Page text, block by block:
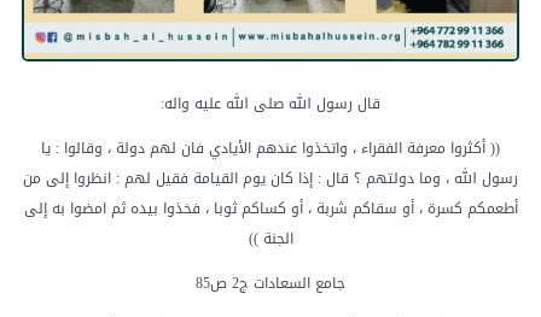
قال رسول الله صلى الله عليه واله:
(( أكثروا معرفة الفقراء ، واتخذوا عندهم الأيادي فان لهم دولة ، وقالوا : يا
رسول الله ، وما دولتهم ؟ قال : إذا كان يوم القيامة فقيل لهم : انظروا إلى من
أطعمكم كسرة ، أو سقاكم شربة ، أو كساكم ثوبا ، فخذوا بيده ثم امضوا به إلى
الجنة ))
جامع السعادات ج2 ص85